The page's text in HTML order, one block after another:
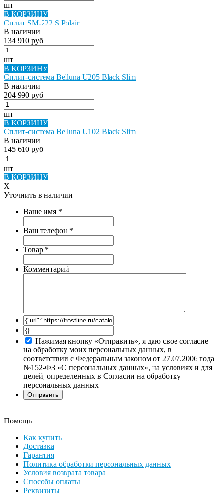
шт
В КОРЗИНУ
Сплит SM-222 S Polair
В наличии
134 910 руб.
шт
В КОРЗИНУ
Сплит-система Belluna U205 Black Slim
В наличии
204 990 руб.
шт
В КОРЗИНУ
Сплит-система Belluna U102 Black Slim
В наличии
145 610 руб.
шт
В КОРЗИНУ
X
Уточнить в наличии
Ваше имя *
Ваш телефон *
Товар *
Комментарий
Нажимая кнопку «Отправить», я даю свое согласие
на обработку моих персональных данных, в
соответствии с Федеральным законом от 27.07.2006 года
№152-ФЗ «О персональных данных», на условиях и для
целей, определенных в Согласии на обработку
персональных данных
Помощь
Как купить
Доставка
Гарантия
Политика обработки персональных данных
Условия возврата товара
Способы оплаты
Реквизиты